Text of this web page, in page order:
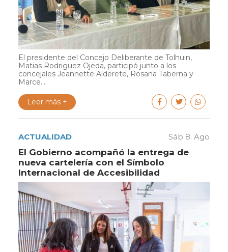
El presidente del Concejo Deliberante de Tolhuin,
Matias Rodriguez Ojeda, participó junto a los
concejales Jeannette Alderete, Rosana Taberna y
Marce...
Leer más +
ACTUALIDAD Sáb 8. Ago
El Gobierno acompañó la entrega de
nueva cartelería con el Símbolo
Internacional de Accesibilidad